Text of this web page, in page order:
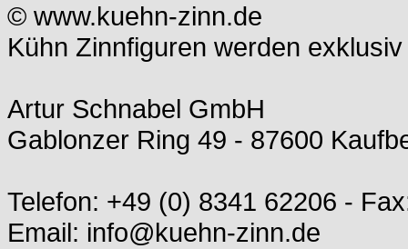
© www.kuehn-zinn.de
Kühn Zinnfiguren werden
Artur Schnabel GmbH
Gablonzer Ring 49 - 87600
Telefon: +49 (0) 8341 62206 -
Email: info@kuehn-zinn.de